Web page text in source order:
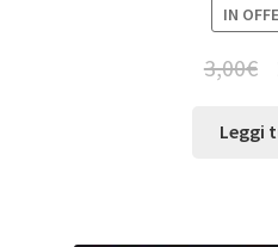
IN
3,00€
Leggi